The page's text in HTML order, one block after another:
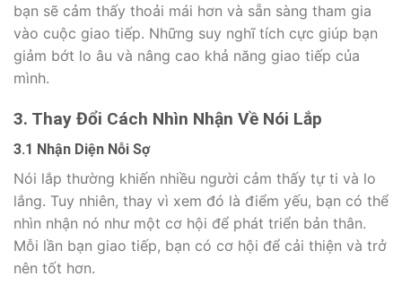
bạn sẽ cảm thấy thoải mái hơn và sẵn sàng tham gia
vào cuộc giao tiếp. Những suy nghĩ tích cực giúp bạn
giảm bớt lo âu và nâng cao khả năng giao tiếp của
mình.
3. Thay Đổi Cách Nhìn Nhận Về Nói Lắp
3.1 Nhận Diện Nỗi Sợ
Nói lắp thường khiến nhiều người cảm thấy tự ti và lo
lắng. Tuy nhiên, thay vì xem đó là điểm yếu, bạn có thể
nhìn nhận nó như một cơ hội để phát triển bản thân.
Mỗi lần bạn giao tiếp, bạn có cơ hội để cải thiện và trở
nên tốt hơn.